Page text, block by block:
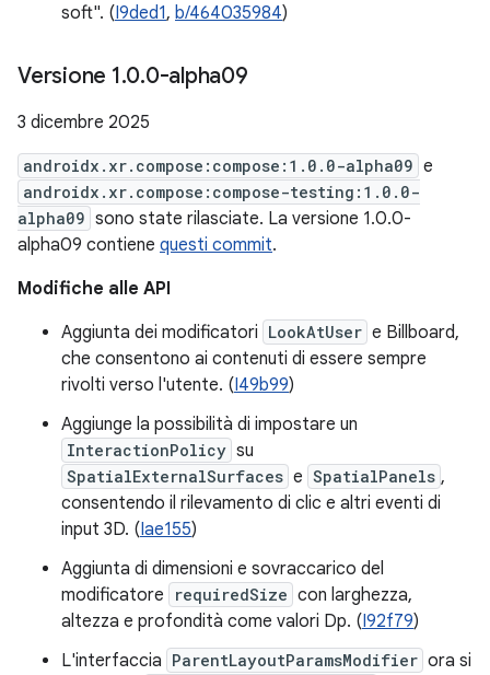
soft". (I9ded1, b/464035984)
Versione 1.0.0-alpha09
3 dicembre 2025
androidx.xr.compose:compose:1.0.0-alpha09 e
androidx.xr.compose:compose-testing:1.0.0-
alpha09 sono state rilasciate. La versione 1.0.0-
alpha09 contiene questi commit.
Modifiche alle API
Aggiunta dei modificatori LookAtUser e Billboard,
che consentono ai contenuti di essere sempre
rivolti verso l'utente. (I49b99)
Aggiunge la possibilità di impostare un
InteractionPolicy su
SpatialExternalSurfaces e SpatialPanels ,
consentendo il rilevamento di clic e altri eventi di
input 3D. (Iae155)
Aggiunta di dimensioni e sovraccarico del
modificatore
requiredSize con larghezza,
altezza e profondità come valori Dp. (I92f79)
L'interfaccia ParentLayoutParamsModifier ora si